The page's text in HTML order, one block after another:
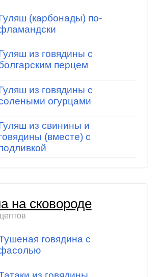
(карбонады) по-
из говядины с
перцем
из говядины с
огурцами
из свинины и
(вместе) с
на сковороде
говядина с